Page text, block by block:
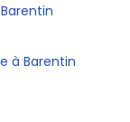
à Barentin